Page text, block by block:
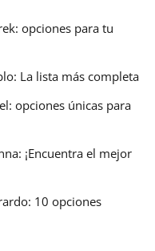
opciones para tu
La lista más completa
opciones únicas para
¡Encuentra el mejor
10 opciones